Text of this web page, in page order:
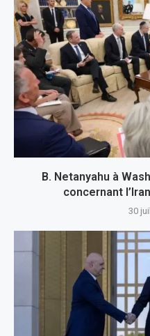
B. Netanyahu à
concernant
30